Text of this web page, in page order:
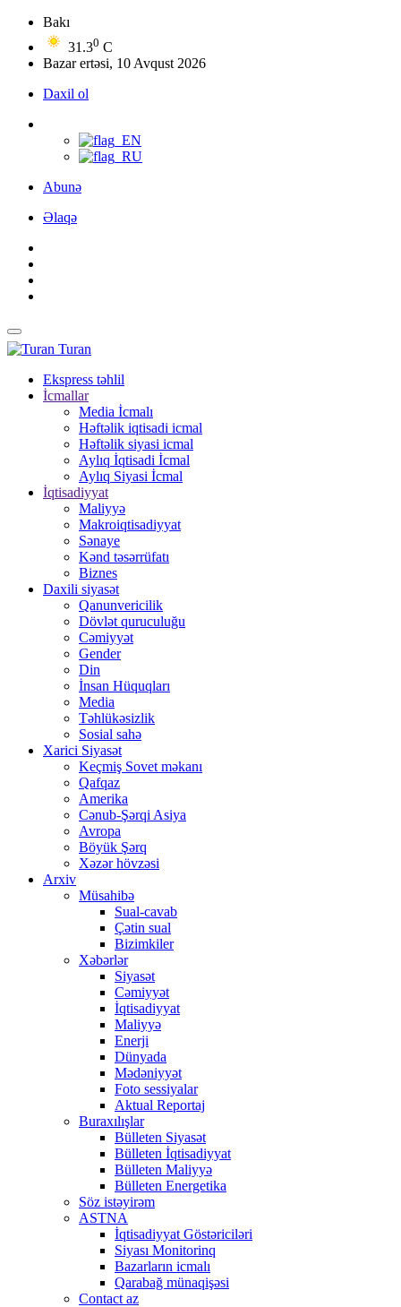
Bakı
31.30 C
Bazar ertəsi, 10 Avqust 2026
Daxil ol
Abunə
Əlaqə
Turan
Ekspress təhlil
İcmallar
Media İcmalı
Həftəlik iqtisadi icmal
Həftəlik siyasi icmal
Aylıq İqtisadi İcmal
Aylıq Siyasi İcmal
İqtisadiyyat
Maliyyə
Makroiqtisadiyyat
Sənaye
Kənd təsərrüfatı
Biznes
Daxili siyasət
Qanunvericilik
Dövlət quruculuğu
Cəmiyyət
Gender
Din
İnsan Hüquqları
Media
Təhlükəsizlik
Sosial sahə
Xarici Siyasət
Keçmiş Sovet məkanı
Qafqaz
Amerika
Cənub-Şərqi Asiya
Avropa
Böyük Şərq
Xəzər hövzəsi
Arxiv
Müsahibə
Sual-cavab
Çətin sual
Bizimkiler
Xəbərlər
Siyasət
Cəmiyyət
İqtisadiyyat
Maliyyə
Enerji
Dünyada
Mədəniyyət
Foto sessiyalar
Aktual Reportaj
Buraxılışlar
Bülleten Siyasət
Bülleten İqtisadiyyat
Bülleten Maliyyə
Bülleten Energetika
Söz istəyirəm
ASTNA
İqtisadiyyat Göstəriciləri
Siyası Monitorinq
Bazarların icmalı
Qarabağ münaqişəsi
Contact az